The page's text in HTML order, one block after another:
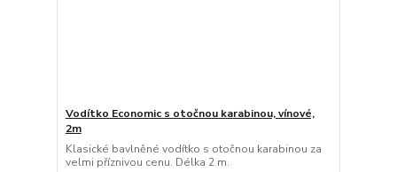
Vodítko Economic s otočnou karabinou, vínové,
2m
Klasické bavlněné vodítko s otočnou karabinou za
velmi příznivou cenu. Délka 2 m.